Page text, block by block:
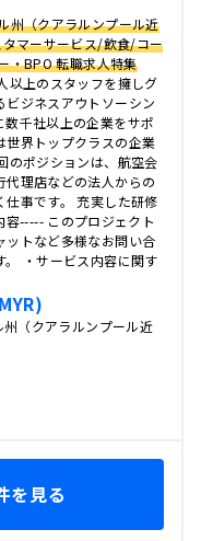
州（クアラルンプール近
マーサービス/飲食/コー
・BPO 転職求人特集
以上のスタッフを擁しグ
ビジネスアウトソーシン
千社以上の企業をサポ
世界トップクラスの企業
のポジションは、航空会
代理店などの法人からの
事です。 充実した研修
----- このプロジェクト
ットなど多様なお問い合
・サービス内容に関す
（クアラルンプール近
を見る